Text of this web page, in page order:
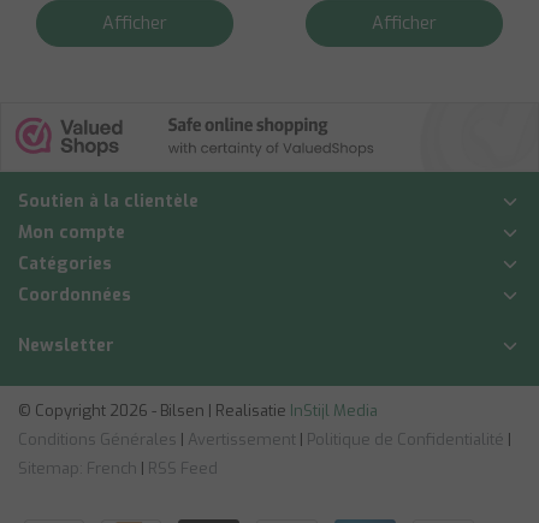
Afficher Afficher
Soutien à la clientèle
Mon compte
Catégories
Coordonnées
Newsletter
© Copyright 2026 - Bilsen | Realisatie InStijl Media
Conditions Générales | Avertissement | Politique de Confidentialité |
Sitemap: French | RSS Feed